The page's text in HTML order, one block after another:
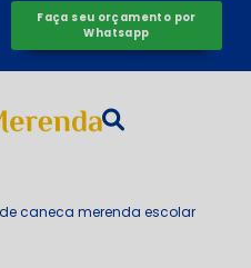
Faça seu orçamento por
Whatsapp
caneca merenda escolar